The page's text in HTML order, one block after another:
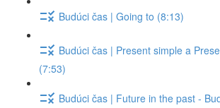
Budúci čas | Going to (8:13)
Budúci čas | Present simple a
(7:53)
Budúci čas | Future in the past -